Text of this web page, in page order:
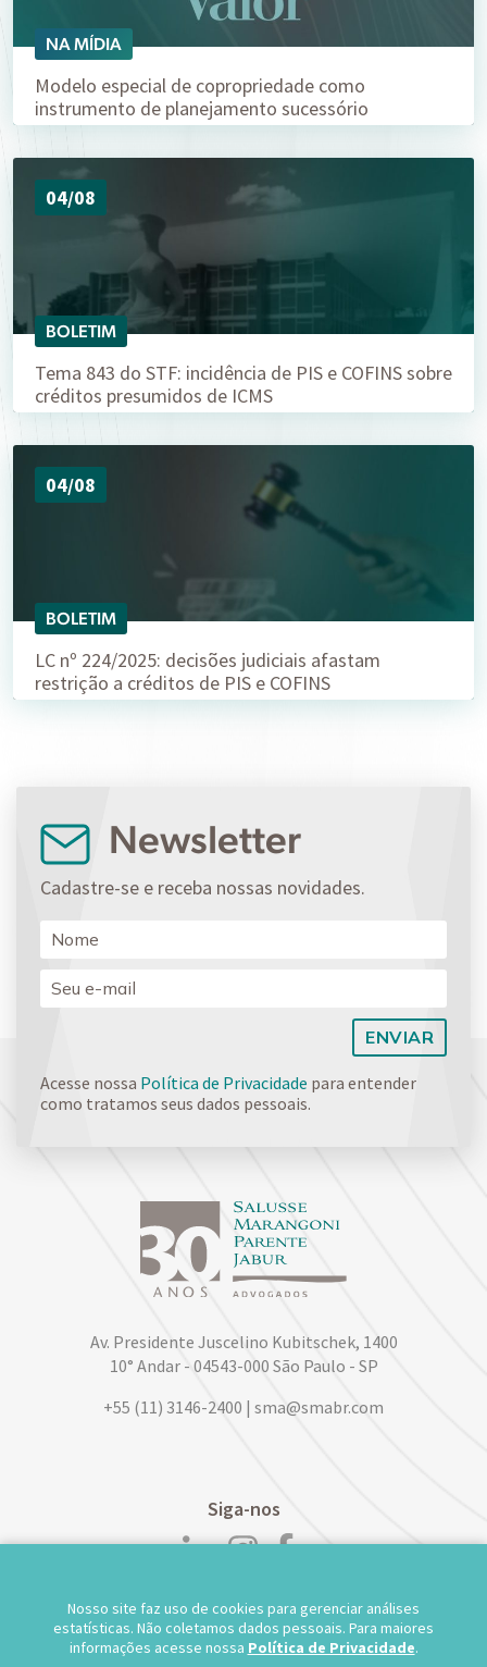
NA MÍDIA
Modelo especial de copropriedade como
instrumento de planejamento sucessório
04/08
BOLETIM
Tema 843 do STF: incidência de PIS e COFINS sobre
créditos presumidos de ICMS
04/08
BOLETIM
LC nº 224/2025: decisões judiciais afastam
restrição a créditos de PIS e COFINS
Newsletter
Cadastre-se e receba nossas novidades.
Acesse nossa Política de Privacidade para entender
como tratamos seus dados pessoais.
Av. Presidente Juscelino Kubitschek, 1400
10° Andar - 04543-000 São Paulo - SP
+55 (11) 3146-2400 | sma@smabr.com
Siga-nos
POLÍTICA DE PRIVACIDADE DE DADOS
Nosso site faz uso de cookies para gerenciar análises
estatísticas. Não coletamos dados pessoais. Para maiores
informações acesse nossa Política de Privacidade.